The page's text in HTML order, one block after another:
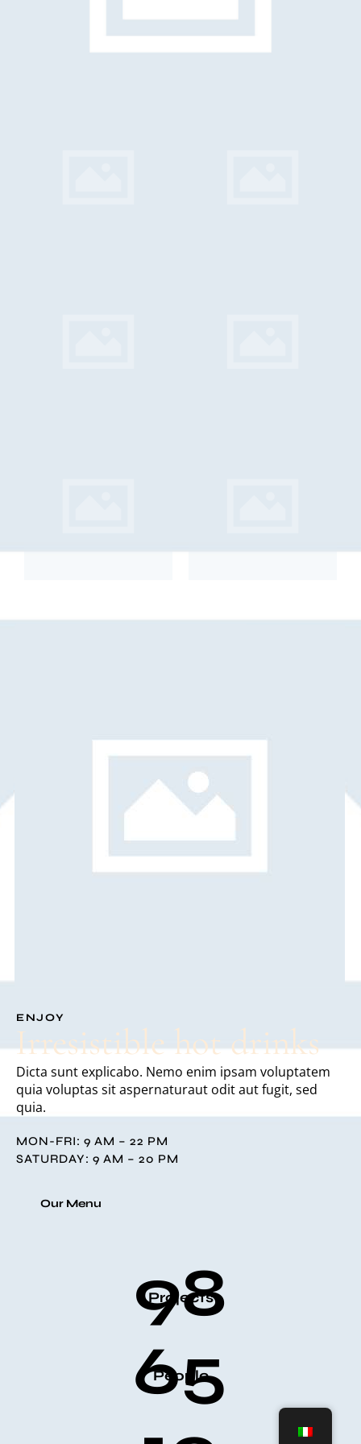
ENJOY
Irresistible hot drinks
Dicta sunt explicabo. Nemo enim ipsam voluptatem
quia voluptas sit aspernaturaut odit aut fugit, sed
quia.
MON-FRI: 9 AM – 22 PM
SATURDAY: 9 AM – 20 PM
Our Menu
98
Projects
65
People